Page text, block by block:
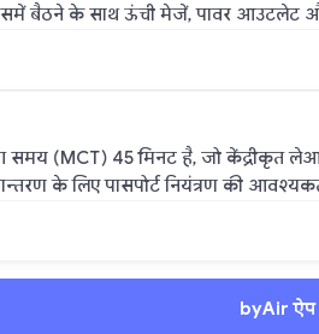
बैठने के साथ ऊंची मेजें, पावर आउटलेट
समय (MCT) 45 मिनट है, जो केंद्रीकृत
के लिए पासपोर्ट नियंत्रण की
byAir